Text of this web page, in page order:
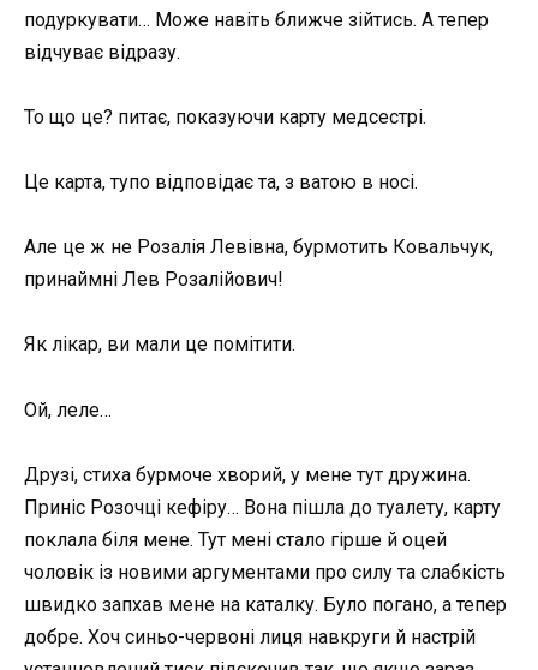
подуркувати… Може навіть ближче зійтись. А тепер
відчуває відразу.
То що це? питає, показуючи карту медсестрі.
Це карта, тупо відповідає та, з ватою в носі.
Але це ж не Розалія Левівна, бурмотить Ковальчук,
принаймні Лев Розалійович!
Як лікар, ви мали це помітити.
Ой, леле…
Друзі, стиха бурмоче хворий, у мене тут дружина.
Приніс Розочці кефіру… Вона пішла до туалету, карту
поклала біля мене. Тут мені стало гірше й оцей
чоловік із новими аргументами про силу та слабкість
швидко запхав мене на каталку. Було погано, а тепер
добре. Хоч синьо-червоні лиця навкруги й настрій